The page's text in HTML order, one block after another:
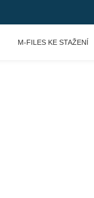
M-FILES KE STAŽENÍ